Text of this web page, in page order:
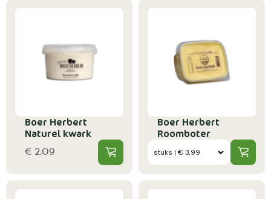
Boer Herbert
Naturel kwark
€ 2,09
Boer Herbert
Roomboter